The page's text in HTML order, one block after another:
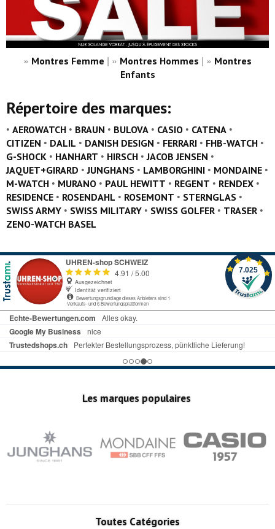
» Montres Femme | » Montres Hommes | » Montres
Enfants
Répertoire des marques:
• AEROWATCH • BRAUN • BULOVA • CASIO • CATENA •
CITIZEN • DALIL • DANISH DESIGN • FERRARI • FHB-WATCH •
G-SHOCK • HANHART • HIRSCH •JACOB JENSEN •
JAQUET+GIRARD •JUNGHANS • LAMBORGHINI • MONDAINE •
M-WATCH • MURANO • PAUL HEWITT • REGENT • RENDEX •
RESIDENCE • ROSENDAHL • ROSEMONT • STERNGLAS •
SWISS ARMY • SWISS MILITARY • SWISS GOLFER • TRASER •
ZENO-WATCH BASEL
UHREN-shop SCHWEIZ
4.91 /5.00
Ausgezeichnet
Identität verifiziert
Bewertungsgrundlage dieses Anbieters sind 1
Verkaufs- und 6 Bewertungsplattformen
7.025
Echte-Bewertungen.com Alles okay.
Google My Business nice
Trustedshops.ch Perfekter Bestellungsprozess, pünktliche Lieferung!
Les marques populaires
Toutes Catégories